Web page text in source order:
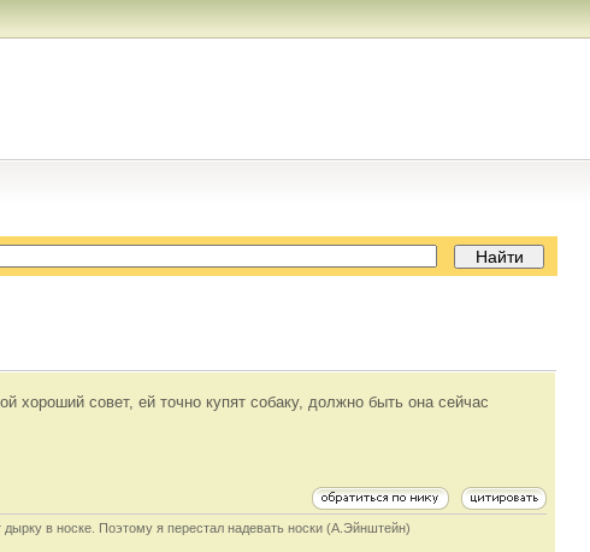
хороший совет, ей точно купят собаку, должно быть она сейчас
в носке. Поэтому я перестал надевать носки (А.Эйнштейн)